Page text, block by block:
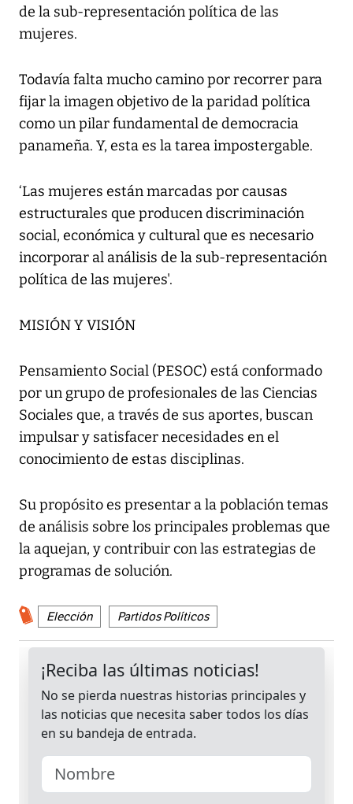
de la sub-representación política de las
mujeres.
Todavía falta mucho camino por recorrer para
fijar la imagen objetivo de la paridad política
como un pilar fundamental de democracia
panameña. Y, esta es la tarea impostergable.
‘Las mujeres están marcadas por causas
estructurales que producen discriminación
social, económica y cultural que es necesario
incorporar al análisis de la sub-representación
política de las mujeres'.
MISIÓN Y VISIÓN
Pensamiento Social (PESOC) está conformado
por un grupo de profesionales de las Ciencias
Sociales que, a través de sus aportes, buscan
impulsar y satisfacer necesidades en el
conocimiento de estas disciplinas.
Su propósito es presentar a la población temas
de análisis sobre los principales problemas que
la aquejan, y contribuir con las estrategias de
programas de solución.
Elección Partidos Políticos